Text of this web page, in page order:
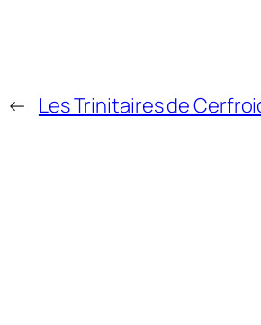
← Les Trinitaires de